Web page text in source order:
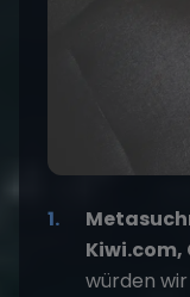
Kiwi.com,
würden